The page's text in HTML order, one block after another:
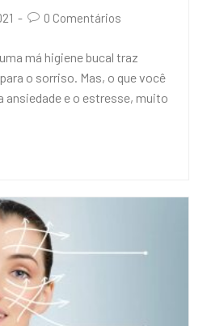
0 Comentários
má higiene bucal traz
o sorriso. Mas, o que você
ansiedade e o estresse, muito